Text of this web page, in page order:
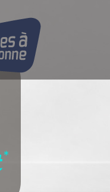
*